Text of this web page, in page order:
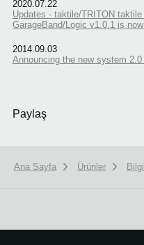
2020.07.22
Updates - taktile/TRITON
GarageBand/Logic v1.0.1 is
2014.09.03
Announcing the new system
Paylaş
Ana Sayfa Ürünler